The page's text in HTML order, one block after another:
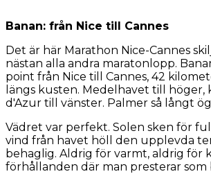
Banan: från Nice till Cannes
Det är här Marathon Nice-Cannes
nästan alla andra maratonlopp.
point från Nice till Cannes, 42
längs kusten. Medelhavet till höger,
d'Azur till vänster. Palmer så långt
Vädret var perfekt. Solen sken för
vind från havet höll den upplevda
behaglig. Aldrig för varmt, aldrig för
förhållanden där man presterar som